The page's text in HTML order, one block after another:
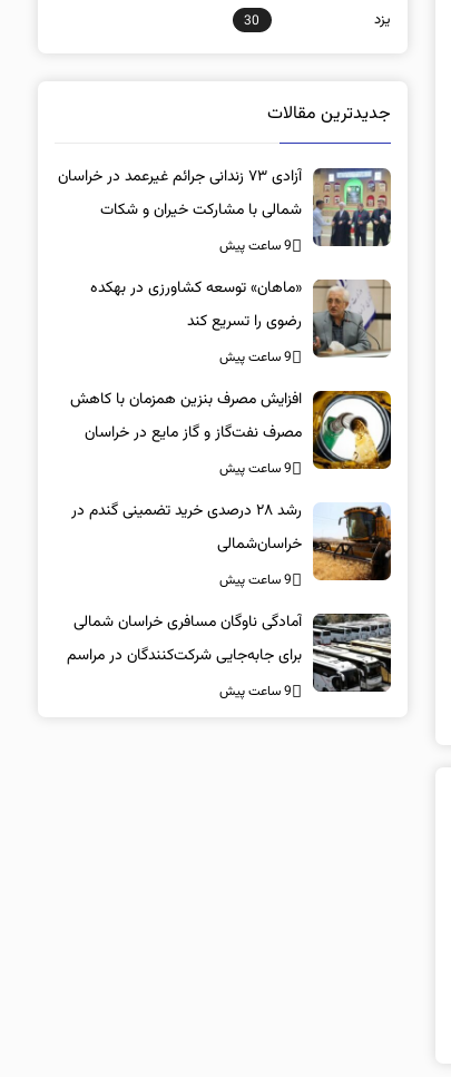
یزد 30
جدیدترین مقالات
آزادی ۷۳ زندانی جرائم غیرعمد در خراسان
شمالی با مشارکت خیران و شکات
9 ساعت پیش
«ماهان» توسعه کشاورزی در بهکده
رضوی را تسریع کند
9 ساعت پیش
افزایش مصرف بنزین همزمان با کاهش
مصرف نفت‌گاز و گاز مایع در خراسان
شمالی
9 ساعت پیش
رشد ۲۸ درصدی خرید تضمینی گندم در
خراسان‌شمالی
9 ساعت پیش
آمادگی ناوگان مسافری خراسان شمالی
برای جابه‌جایی شرکت‌کنندگان در مراسم
تشییع پیکر مطهر امام شهید
9 ساعت پیش